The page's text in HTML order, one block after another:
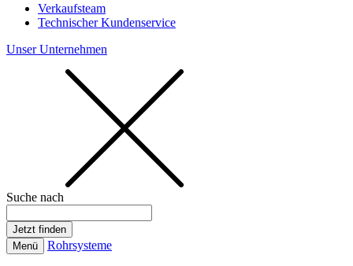
Verkaufsteam
Technischer Kundenservice
Unser Unternehmen
Suche nach
Menü Rohrsysteme